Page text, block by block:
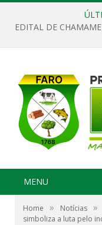
MENU
Home » Notícias »
simboliza a luta pelo